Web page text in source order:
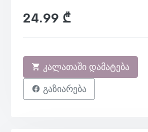
24.99 ₾
კალათაში დამატება
გაზიარება